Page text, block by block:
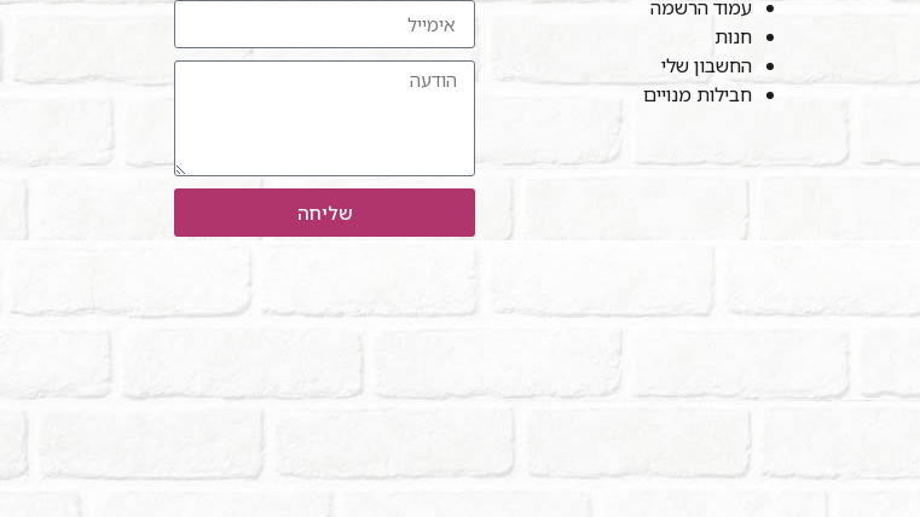
עמוד הרשמה
חנות
החשבון שלי
חבילות מנויים
שליחה